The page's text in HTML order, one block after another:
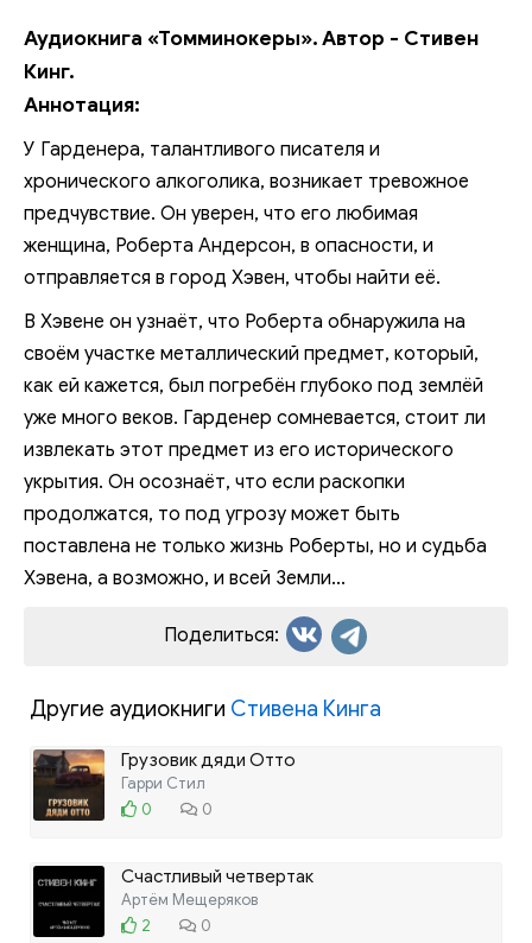
Аудиокнига «Томминокеры». Автор - Стивен
Кинг.
Аннотация:
У Гарденера, талантливого писателя и
хронического алкоголика, возникает тревожное
предчувствие. Он уверен, что его любимая
женщина, Роберта Андерсон, в опасности, и
отправляется в город Хэвен, чтобы найти её.
В Хэвене он узнаёт, что Роберта обнаружила на
своём участке металлический предмет, который,
как ей кажется, был погребён глубоко под землёй
уже много веков. Гарденер сомневается, стоит ли
извлекать этот предмет из его исторического
укрытия. Он осознаёт, что если раскопки
продолжатся, то под угрозу может быть
поставлена не только жизнь Роберты, но и судьба
Хэвена, а возможно, и всей Земли...
Поделиться:
Другие аудиокниги Стивена Кинга
Грузовик дяди Отто
Гарри Стил
0
0
Счастливый четвертак
Артём Мещеряков
2
0